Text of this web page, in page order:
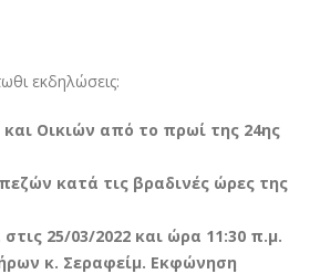
εκδηλώσεις:
Οικιών από το πρωί της 24ης
κατά τις βραδινές ώρες της
25/03/2022 και ώρα 11:30 π.μ.
κ. Σεραφείμ. Εκφώνηση